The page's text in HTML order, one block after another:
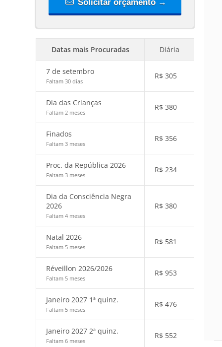
Solicitar orçamento →
Datas mais Procuradas Diária
7 de setembro
Faltam 30 dias
R$ 305
Dia das Crianças
Faltam 2 meses
R$ 380
Finados
Faltam 3 meses
R$ 356
Proc. da República 2026
Faltam 3 meses
R$ 234
Dia da Consciência Negra
2026
Faltam 4 meses
R$ 380
Natal 2026
Faltam 5 meses
R$ 581
Réveillon 2026/2026
Faltam 5 meses
R$ 953
Janeiro 2027 1ª quinz.
Faltam 5 meses
R$ 476
Janeiro 2027 2ª quinz.
Faltam 6 meses
R$ 552